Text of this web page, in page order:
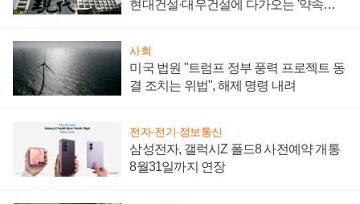
현대건설·대우건설에 다가오는 '약속의
사회
미국 법원 "트럼프 정부 풍력 프로젝트 동
결 조치는 위법", 해제 명령 내려
전자·전기·정보통신
삼성전자, 갤럭시Z 폴드8 사전예약 개통
8월31일까지 연장